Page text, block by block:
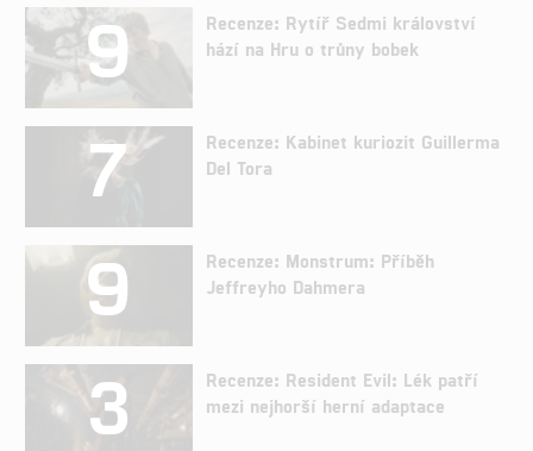
9
Recenze: Rytíř Sedmi království
hází na Hru o trůny bobek
7
Recenze: Kabinet kuriozit Guillerma
Del Tora
9
Recenze: Monstrum: Příběh
Jeffreyho Dahmera
3
Recenze: Resident Evil: Lék patří
mezi nejhorší herní adaptace